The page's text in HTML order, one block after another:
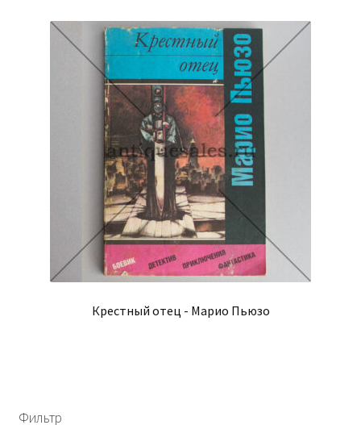
Крестный отец - Марио Пьюзо
Фильтр